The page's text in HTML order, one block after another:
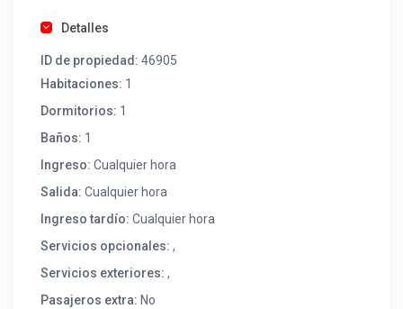
Detalles
ID de propiedad: 46905
Habitaciones: 1
Dormitorios: 1
Baños: 1
Ingreso: Cualquier hora
Salida: Cualquier hora
Ingreso tardío: Cualquier hora
Servicios opcionales: ,
Servicios exteriores: ,
Pasajeros extra: No